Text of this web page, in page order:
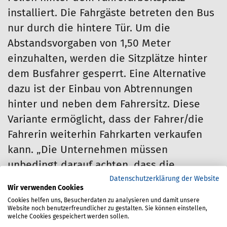
installiert. Die Fahrgäste betreten den Bus
nur durch die hintere Tür. Um die
Abstandsvorgaben von 1,50 Meter
einzuhalten, werden die Sitzplätze hinter
dem Busfahrer gesperrt. Eine Alternative
dazu ist der Einbau von Abtrennungen
hinter und neben dem Fahrersitz. Diese
Variante ermöglicht, dass der Fahrer/die
Fahrerin weiterhin Fahrkarten verkaufen
kann. „Die Unternehmen müssen
unbedingt darauf achten, dass die
Einbauten gemäß StVZO zugelassen sind –
zum Beispiel mit einer Allgemeinen
Betriebserlaubnis oder einem Gutachten
Datenschutzerklärung der Website
Wir verwenden Cookies
Cookies helfen uns, Besucherdaten zu analysieren und damit unsere
Website noch benutzerfreundlicher zu gestalten. Sie können einstellen,
welche Cookies gespeichert werden sollen.